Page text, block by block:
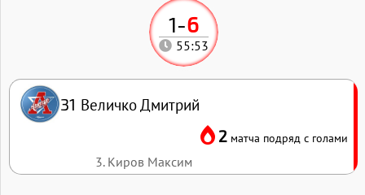
1-6
55:53
31 Величко Дмитрий
2 матча подряд с голами
3. Киров Максим